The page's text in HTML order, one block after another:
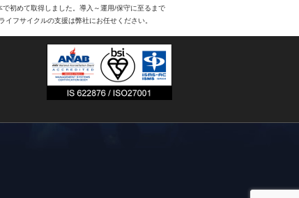
で初めて取得しました。導入～運用/保守に至るまで
イフサイクルの支援は弊社にお任せください。